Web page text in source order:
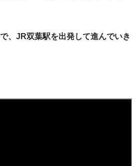
、JR双葉駅を出発して進んでいき